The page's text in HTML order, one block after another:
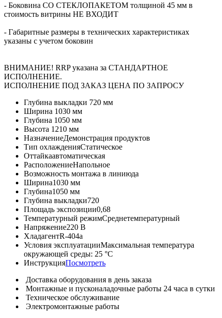
- Боковина СО СТЕКЛОПАКЕТОМ толщиной 45 мм в
стоимость витрины НЕ ВХОДИТ
- Габаритные размеры в технических характеристиках
указаны с учетом боковин
ВНИМАНИЕ! RRP указана за СТАНДАРТНОЕ
ИСПОЛНЕНИЕ.
ИСПОЛНЕНИЕ ПОД ЗАКАЗ ЦЕНА ПО ЗАПРОСУ
Глубина выкладки 720 мм
Ширина 1030 мм
Глубина 1050 мм
Высота 1210 мм
НазначениеДемонстрация продуктов
Тип охлажденияСтатическое
Оттайкаавтоматическая
РасположениеНапольное
Возможность монтажа в линиюда
Ширина1030 мм
Глубина1050 мм
Глубина выкладки720
Площадь экспозиции0,68
Температурный режимСреднетемпературный
Напряжение220 В
ХладагентR-404a
Условия эксплуатацииМаксимальная температура
окружающей среды: 25 °С
ИнструкцияПосмотреть
Доставка оборудования в день заказа
Монтажные и пусконаладочные работы 24 часа в сутки
Техническое обслуживание
Электромонтажные работы